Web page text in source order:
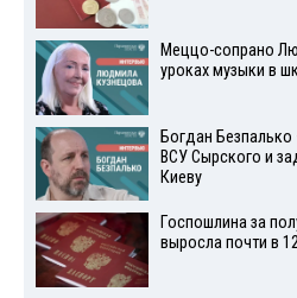
Меццо-сопрано
уроках музыки в
Богдан
ВСУ Сырского и
Киеву
Госпошлина за
выросла почти в